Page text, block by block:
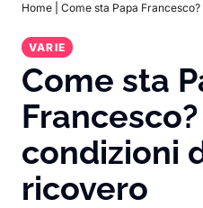
Home Come sta Papa
VARIE
Come sta
condizioni
ricovero